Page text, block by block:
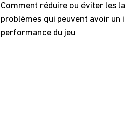
Comment réduire ou éviter les
problèmes qui peuvent avoir un
performance du jeu